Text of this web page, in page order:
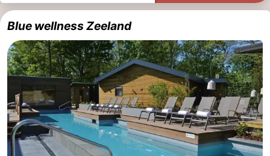
tun
Museen
-
Denkmäler
Mühlen
-
Leuchtturme
Aussichtspunkte
Attraktionen
-
Blue wellness Zeeland